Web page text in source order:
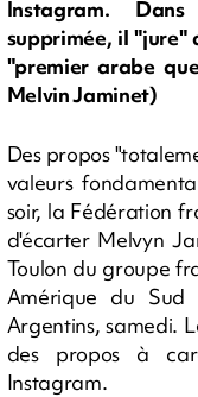
Instagram.
supprimée, il "jure"
"premier arabe
Melvin Jaminet)
Des propos
valeurs
soir, la Fédération
d'écarter Melvyn
Toulon du groupe
Amérique du
Argentins, samedi.
des propos à
Instagram.